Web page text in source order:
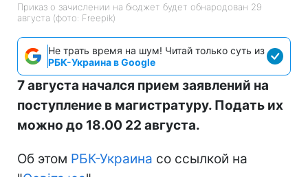
Приказ о зачислении на бюджет будет обнародован 29
августа (фото: Freepik)
Не трать время на шум! Читай только суть из
РБК-Украина в Google
7 августа начался прием заявлений на
поступление в магистратуру. Подать их
можно до 18.00 22 августа.
Об этом РБК-Украина со ссылкой на